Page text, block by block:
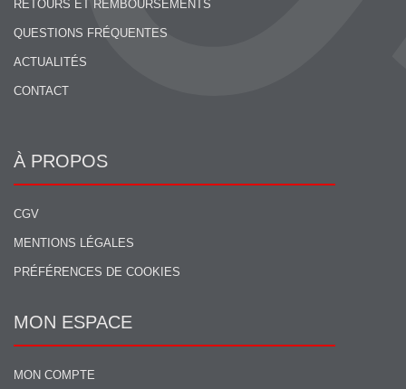
RETOURS ET REMBOURSEMENTS
QUESTIONS FRÉQUENTES
ACTUALITÉS
CONTACT
À PROPOS
CGV
MENTIONS LÉGALES
PRÉFÉRENCES DE COOKIES
MON ESPACE
MON COMPTE